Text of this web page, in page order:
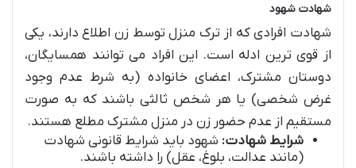
شهادت شهود
شهادت افرادی که از ترک منزل توسط زن اطلاع دارند، یکی
از قوی ترین ادله است. این افراد می توانند همسایگان،
دوستان مشترک، اعضای خانواده (به شرط عدم وجود
غرض شخصی) یا هر شخص ثالثی باشند که به صورت
مستقیم از عدم حضور زن در منزل مشترک مطلع هستند.
شرایط شهادت: شهود باید شرایط قانونی شهادت
(مانند عدالت، بلوغ، عقل) را داشته باشند.